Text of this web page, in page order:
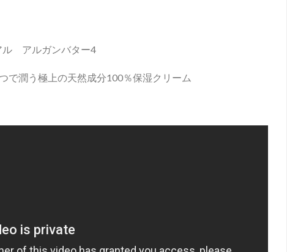
アルガンバター4
で潤う極上の天然成分100％保湿クリーム